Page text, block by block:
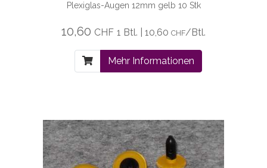
Plexiglas-Augen 12mm gelb 10 Stk
10,60 CHF 1 Btl. | 10,60 CHF/Btl.
Mehr Informationen